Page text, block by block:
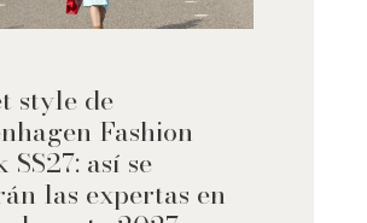
style de
Fashion
SS27: así se
las expertas en